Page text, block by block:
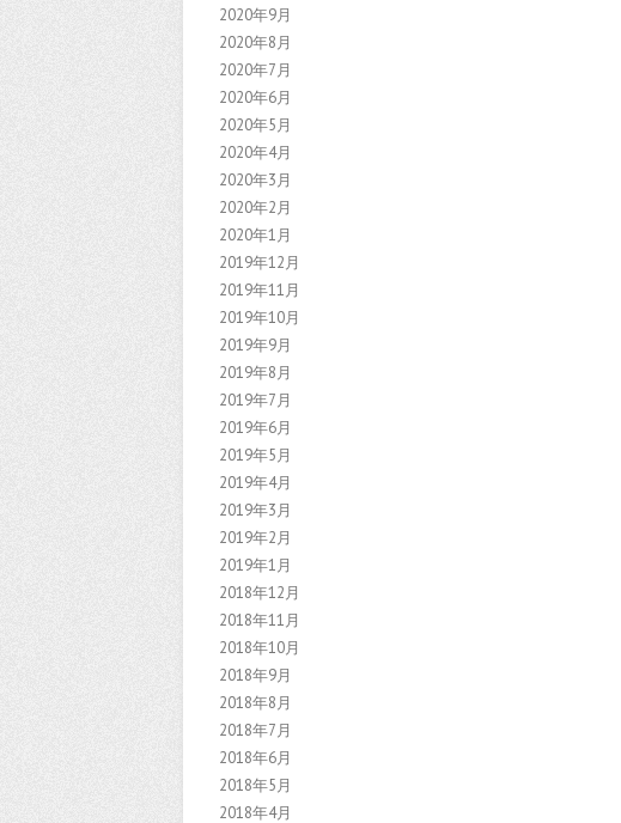
2020年9月
2020年8月
2020年7月
2020年6月
2020年5月
2020年4月
2020年3月
2020年2月
2020年1月
2019年12月
2019年11月
2019年10月
2019年9月
2019年8月
2019年7月
2019年6月
2019年5月
2019年4月
2019年3月
2019年2月
2019年1月
2018年12月
2018年11月
2018年10月
2018年9月
2018年8月
2018年7月
2018年6月
2018年5月
2018年4月